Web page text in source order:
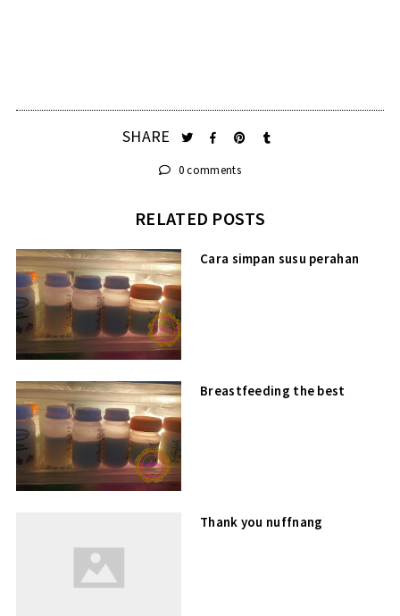
SHARE
0 comments
RELATED POSTS
Cara simpan susu perahan
Breastfeeding the best
Thank you nuffnang